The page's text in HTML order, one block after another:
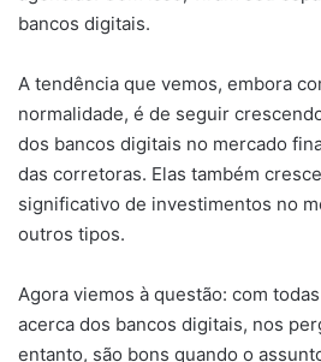
bancos digitais.
A tendência que vemos, embora
normalidade, é de seguir
dos bancos digitais no mercado
das corretoras. Elas também
significativo de investimentos no
outros tipos.
Agora viemos à questão: com
acerca dos bancos digitais, nos
entanto, são bons quando o